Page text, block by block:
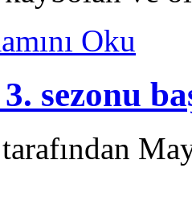
Oku
sezonu